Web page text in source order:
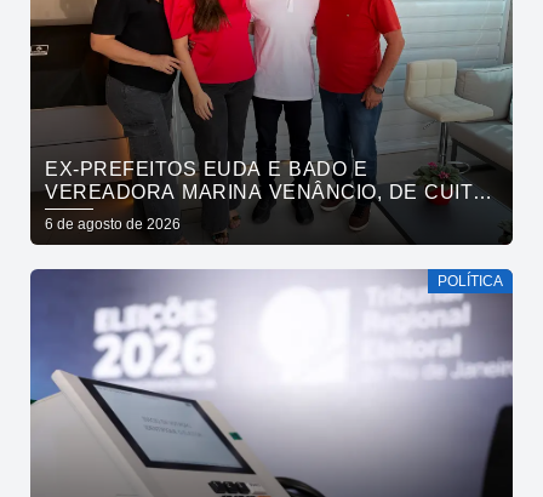
EX-PREFEITOS EUDA E BADO E
VEREADORA MARINA VENÂNCIO, DE CUITÉ,
REAFIRMAM APOIO A CÍCERO, VENEZIANO E
ANDRÉ GADELHA
6 de agosto de 2026
POLÍTICA